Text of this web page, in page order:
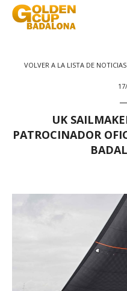
VOLVER A LA LISTA DE NOTICIAS
UK
PATROCINADOR